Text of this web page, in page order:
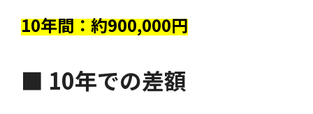
10年間：約900,000円
■ 10年での差額